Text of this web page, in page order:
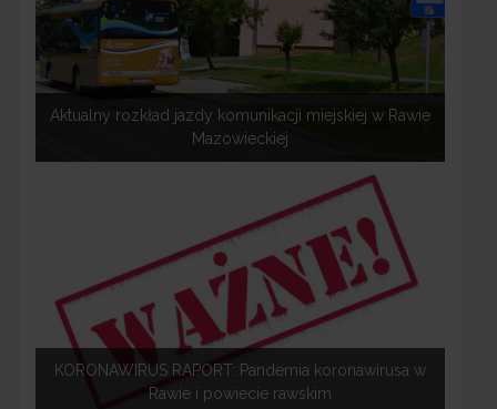
Aktualny rozkład jazdy komunikacji miejskiej w Rawie
Mazowieckiej
KORONAWIRUS RAPORT: Pandemia koronawirusa w
Rawie i powiecie rawskim